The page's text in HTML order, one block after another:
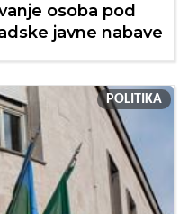
osoba pod
javne nabave
POLITIKA